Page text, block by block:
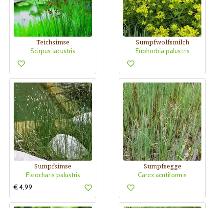
Teichsimse
Scirpus lacustris
Sumpfwolfsmilch
Euphorbia palustris
Sumpfsimse
Eleocharis palustris
€ 4,99
Sumpfsegge
Carex acutiformis